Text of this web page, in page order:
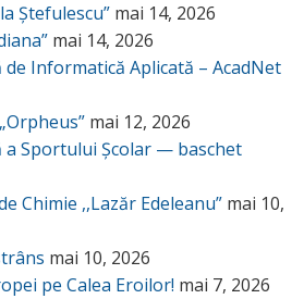
Ștefulescu” mai 14, 2026
mai 14, 2026
Informatică Aplicată – AcadNet
mai 12, 2026
a Sportului Școlar — baschet
Chimie ,,Lazăr Edeleanu” mai 10,
mai 10, 2026
pe Calea Eroilor! mai 7, 2026